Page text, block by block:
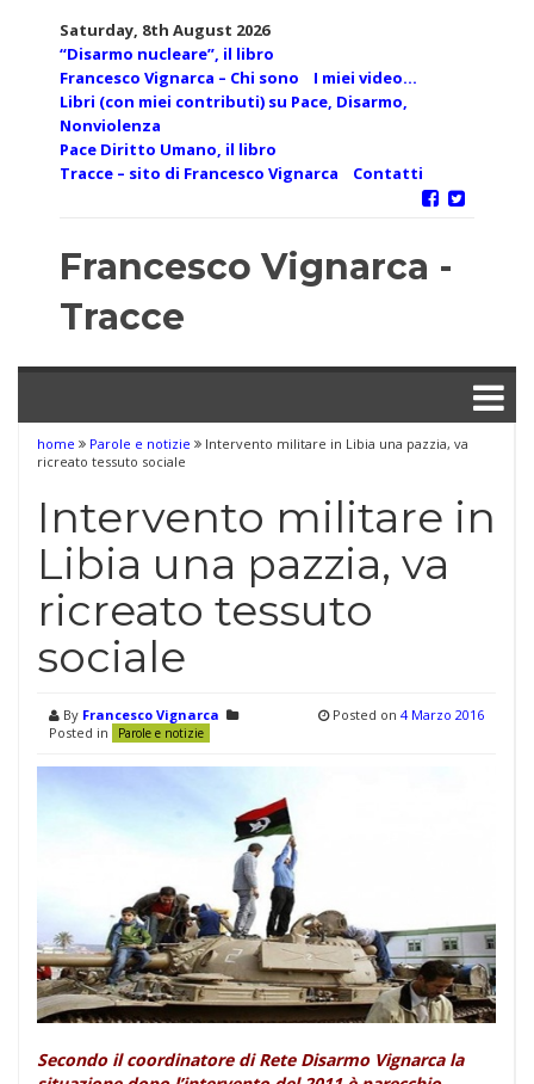
Saturday, 8th August 2026
“Disarmo nucleare”, il libro
Francesco Vignarca – Chi sono
I miei video…
Libri (con miei contributi) su Pace, Disarmo,
Nonviolenza
Pace Diritto Umano, il libro
Tracce – sito di Francesco Vignarca
Contatti
Francesco Vignarca -
Tracce
home Parole e notizie
Intervento militare in Libia una pazzia, va
ricreato tessuto sociale
Intervento militare in
Libia una pazzia, va
ricreato tessuto
sociale
By Francesco Vignarca
Posted in
Parole e notizie
Posted on 4 Marzo 2016
Secondo il coordinatore di Rete Disarmo Vignarca la